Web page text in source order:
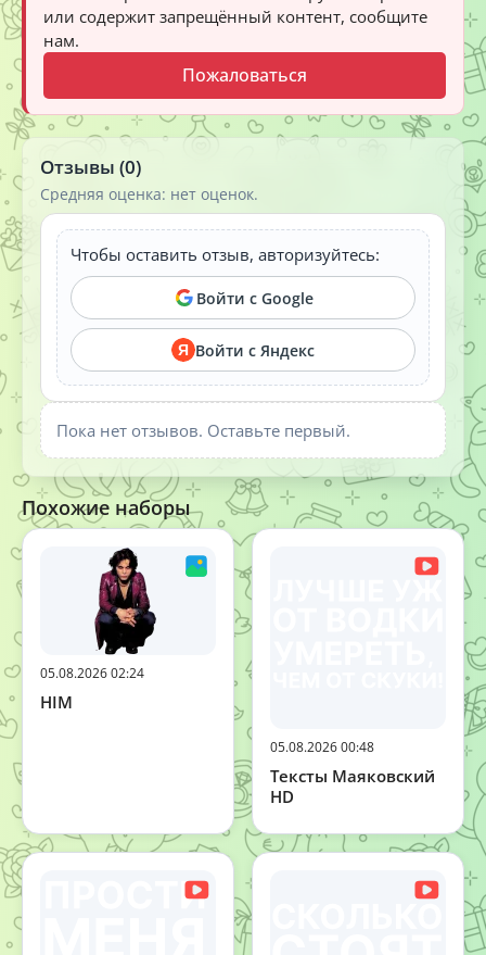
или содержит запрещённый контент, сообщите
нам.
Пожаловаться
Отзывы (0)
Средняя оценка: нет оценок.
Чтобы оставить отзыв, авторизуйтесь:
Войти с Google
Я Войти с Яндекс
Пока нет отзывов. Оставьте первый.
Похожие наборы
05.08.2026 02:24
HIM
05.08.2026 00:48
Тексты Маяковский
HD